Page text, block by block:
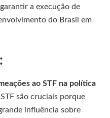
a execução de
do Brasil em
ao STF na política
são cruciais porque
influência sobre